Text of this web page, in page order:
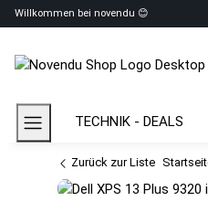
Willkommen bei novendu 😊
TECHNIK - DEALS
Zurück zur Liste